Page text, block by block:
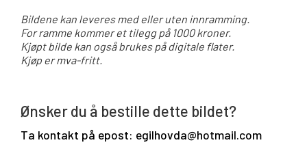
Bildene kan leveres med eller uten innramming.
For ramme kommer et tilegg på 1000 kroner.
Kjøpt bilde kan også brukes på digitale flater.
Kjøp er mva-fritt.
Ønsker du å bestille dette bildet?
Ta kontakt på epost: egilhovda@hotmail.com